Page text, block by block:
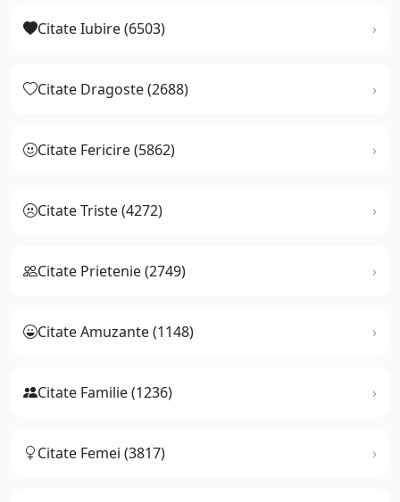
Citate Iubire (6503)
Citate Dragoste (2688)
Citate Fericire (5862)
Citate Triste (4272)
Citate Prietenie (2749)
Citate Amuzante (1148)
Citate Familie (1236)
Citate Femei (3817)